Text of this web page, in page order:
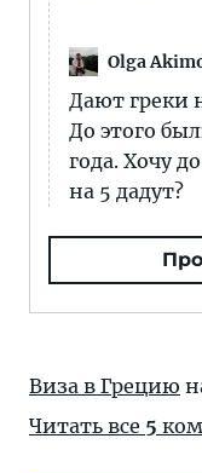
Olga
Дают греки
До этого
года. Хочу
на 5 дадут?
Виза в Грецию
Читать все 5